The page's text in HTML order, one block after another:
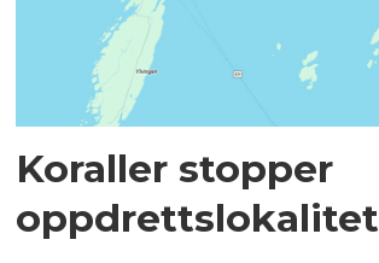
Koraller stopper
oppdrettslokalitet